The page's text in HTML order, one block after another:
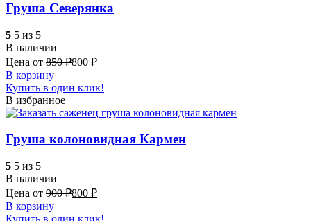
Груша Северянка
5 5 из 5
В наличии
Цена от 850₽800 ₽
В корзину
Купить в один клик!
В избранное
Груша колоновидная Кармен
5 5 из 5
В наличии
Цена от 900₽800 ₽
В корзину